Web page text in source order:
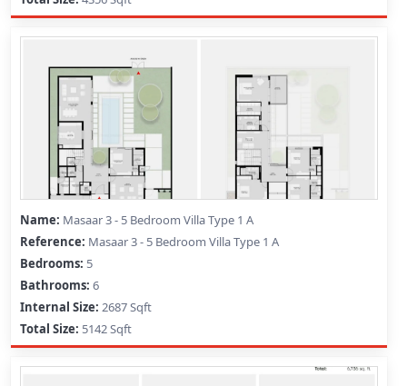
Masaar 3 - 5 Bedroom Villa Type 1 A
Masaar 3 - 5 Bedroom Villa Type 1 A
5
6
2687 Sqft
5142 Sqft